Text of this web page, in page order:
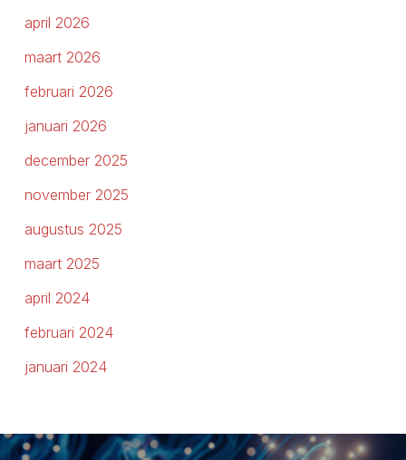
april 2026
maart 2026
februari 2026
januari 2026
december 2025
november 2025
augustus 2025
maart 2025
april 2024
februari 2024
januari 2024